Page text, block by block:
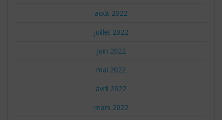
août 2022
juillet 2022
juin 2022
mai 2022
avril 2022
mars 2022